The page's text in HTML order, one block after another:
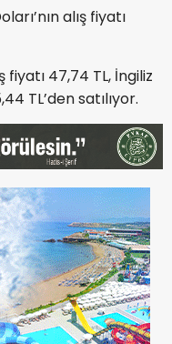
alış fiyatı
fiyatı 47,74 TL, İngiliz
TL’den satılıyor.